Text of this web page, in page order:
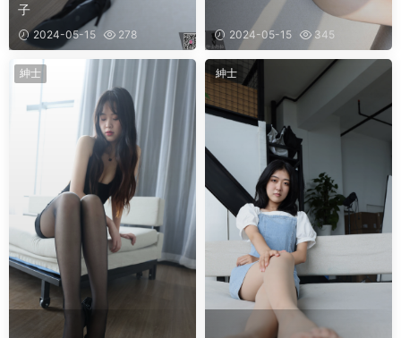
子
2024-05-15 278 2024-05-15 345
紳士 紳士